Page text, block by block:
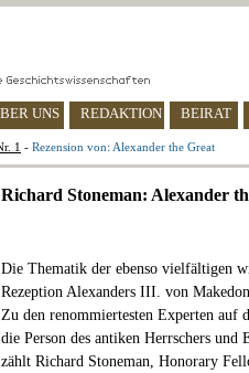
UNS REDAKTION BEIRAT
1 - Rezension von: Alexander the Great
Richard Stoneman: Alexander
Die Thematik der ebenso vielfältigen
Rezeption Alexanders III. von
Zu den renommiertesten Experten auf
die Person des antiken Herrschers
zählt Richard Stoneman, Honorary